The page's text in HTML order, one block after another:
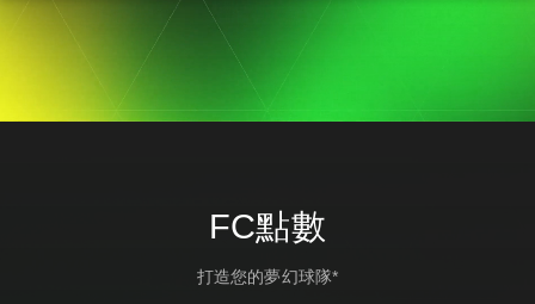
FC點數
打造您的夢幻球隊*